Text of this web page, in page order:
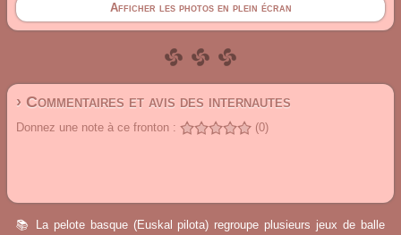
Afficher les photos en plein écran
› Commentaires et avis des internautes
Donnez une note à ce fronton : (0)
📚 La pelote basque (Euskal pilota) regroupe plusieurs jeux de balle